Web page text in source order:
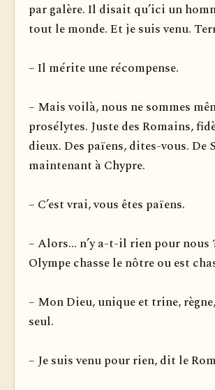
par galère. Il disait qu’ici un
tout le monde. Et je suis venu.
– Il mérite une récompense.
– Mais voilà, nous ne sommes
prosélytes. Juste des Romains,
dieux. Des païens, dites-vous. De
maintenant à Chypre.
– C’est vrai, vous êtes païens.
– Alors... n’y a-t-il rien pour nous
Olympe chasse le nôtre ou est
– Mon Dieu, unique et trine,
seul.
– Je suis venu pour rien, dit le